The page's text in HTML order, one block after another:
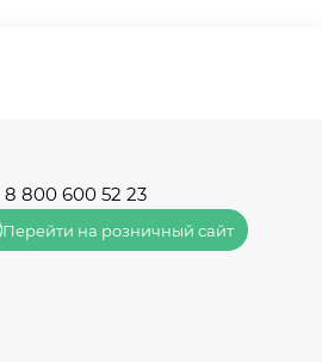
8 800 600 52 23
Перейти на розничный сайт